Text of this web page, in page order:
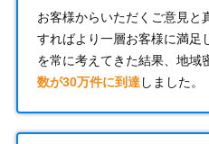
お客様からいただくご意見と
すればより一層お客様に満足
を常に考えてきた結果、地域
数が30万件に到達しました。